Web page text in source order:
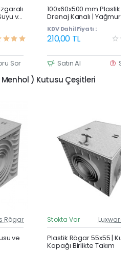
Satan
ve
Sor
100x60x500 mm Plastik
Drenaj Kanalı | Yağmur
Havuz Kenarı Oluğu
KDV Dahil Fiyatı :
210,00 TL
Satın Al
) Kutusu Çeşitleri
Fiyat
Yeni Ürün
Rögar
ve
Stokta Var Luxwares
Plastik Rögar 55x55 |
Kapağı Birlikte Takım